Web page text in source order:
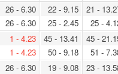
26 - 6.30
26 - 6.30
22 - 9.15
25 - 2.45
21 -
25 -
1 - 4.23
1 - 4.23
45 - 13.41
50 - 9.18
45 -
51 -
26 - 6.30
19 - 9.08
23 -